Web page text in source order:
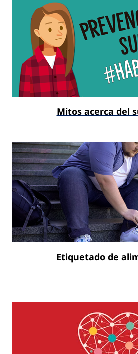
Mitos acerca del
Etiquetado de